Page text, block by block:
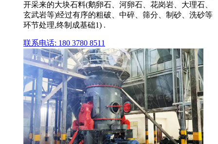
开采来的大块石料(鹅卵石、河卵石、花岗岩、大理石、
玄武岩等)经过有序的粗破、中碎、筛分、制砂、洗砂等
环节处理,终制成基础1) .
联系电话: 180 3780 8511